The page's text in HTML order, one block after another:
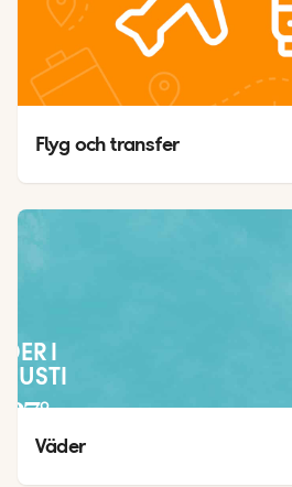
Flyg och transfer
I
27°
22°
Väder